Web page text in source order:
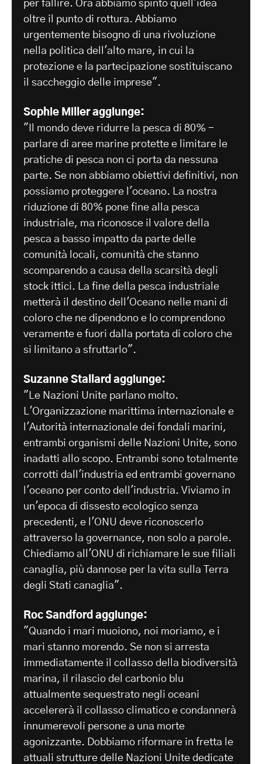
per fallire. Ora abbiamo spinto quell'idea
oltre il punto di rottura. Abbiamo
urgentemente bisogno di una rivoluzione
nella politica dell'alto mare, in cui la
protezione e la partecipazione sostituiscano
il saccheggio delle imprese".
Sophie Miller aggiunge:
"Il mondo deve ridurre la pesca di 80% -
parlare di aree marine protette e limitare le
pratiche di pesca non ci porta da nessuna
parte. Se non abbiamo obiettivi definitivi, non
possiamo proteggere l'oceano. La nostra
riduzione di 80% pone fine alla pesca
industriale, ma riconosce il valore della
pesca a basso impatto da parte delle
comunità locali, comunità che stanno
scomparendo a causa della scarsità degli
stock ittici. La fine della pesca industriale
metterà il destino dell'Oceano nelle mani di
coloro che ne dipendono e lo comprendono
veramente e fuori dalla portata di coloro che
si limitano a sfruttarlo".
Suzanne Stallard aggiunge:
"Le Nazioni Unite parlano molto.
L'Organizzazione marittima internazionale e
l'Autorità internazionale dei fondali marini,
entrambi organismi delle Nazioni Unite, sono
inadatti allo scopo. Entrambi sono totalmente
corrotti dall'industria ed entrambi governano
l'oceano per conto dell'industria. Viviamo in
un'epoca di dissesto ecologico senza
precedenti, e l'ONU deve riconoscerlo
attraverso la governance, non solo a parole.
Chiediamo all'ONU di richiamare le sue filiali
canaglia, più dannose per la vita sulla Terra
degli Stati canaglia".
Roc Sandford aggiunge:
"Quando i mari muoiono, noi moriamo, e i
mari stanno morendo. Se non si arresta
immediatamente il collasso della biodiversità
marina, il rilascio del carbonio blu
attualmente sequestrato negli oceani
accelererà il collasso climatico e condannerà
innumerevoli persone a una morte
agonizzante. Dobbiamo riformare in fretta le
attuali strutture delle Nazioni Unite dedicate